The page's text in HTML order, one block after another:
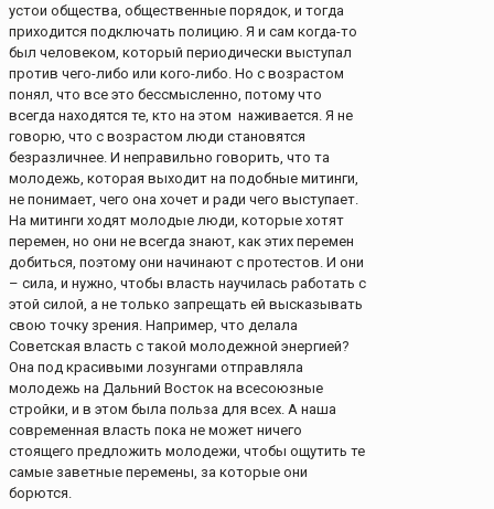
устои общества, общественные порядок, и тогда
приходится подключать полицию. Я и сам когда-то
был человеком, который периодически выступал
против чего-либо или кого-либо. Но с возрастом
понял, что все это бессмысленно, потому что
всегда находятся те, кто на этом наживается. Я не
говорю, что с возрастом люди становятся
безразличнее. И неправильно говорить, что та
молодежь, которая выходит на подобные митинги,
не понимает, чего она хочет и ради чего выступает.
На митинги ходят молодые люди, которые хотят
перемен, но они не всегда знают, как этих перемен
добиться, поэтому они начинают с протестов. И они
– сила, и нужно, чтобы власть научилась работать с
этой силой, а не только запрещать ей высказывать
свою точку зрения. Например, что делала
Советская власть с такой молодежной энергией?
Она под красивыми лозунгами отправляла
молодежь на Дальний Восток на всесоюзные
стройки, и в этом была польза для всех. А наша
современная власть пока не может ничего
стоящего предложить молодежи, чтобы ощутить те
самые заветные перемены, за которые они
борются.